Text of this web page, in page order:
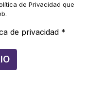
de Privacidad que
de privacidad *